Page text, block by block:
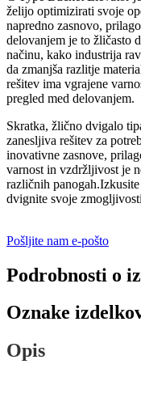
želijo optimizirati svoje
napredno zasnovo,
delovanjem je to žličasto
načinu, kako industrija
da zmanjša razlitje
rešitev ima vgrajene
pregled med delovanjem.
Skratka, žlično dvigalo
zanesljiva rešitev za
inovativne zasnove,
varnost in vzdržljivost je
različnih
dvignite svoje
Pošljite nam e-pošto
Podrobnosti o
Oznake
Opis